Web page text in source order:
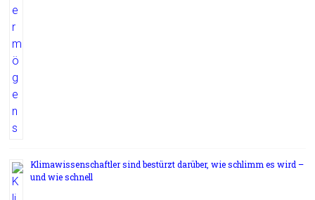
Klimawissenschaftler sind bestürzt darüber, wie schlimm es wird –
und wie schnell